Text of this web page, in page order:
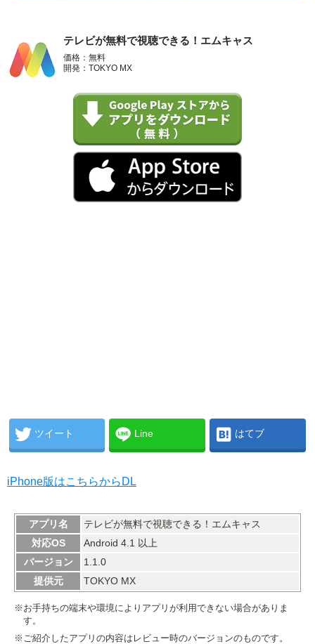
テレビが無料で視聴できる！エムキャス
価格：無料
開発：TOKYO MX
ツイート Line はてブ
iPhone版はこちらからDL
アプリ名
テレビが無料で視聴できる！エムキャス
対応OS
Android 4.1 以上
バージョン
1.1.0
提供元
TOKYO MX
※お手持ちの端末や環境によりアプリが利用できない場合がありま
す。
※ご紹介したアプリの内容はレビュー時のバージョンのものです。